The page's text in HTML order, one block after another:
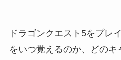
ドラゴンクエスト5をプレ
をいつ覚えるのか、どの